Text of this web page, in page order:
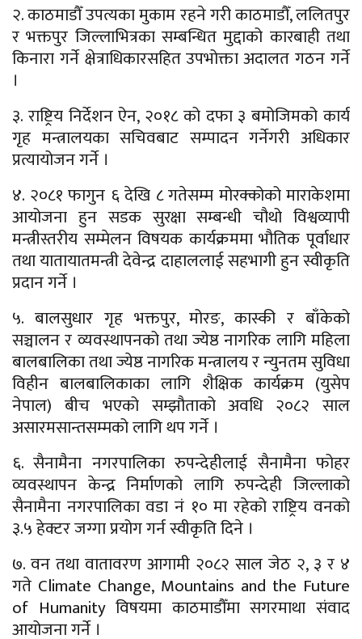
२. काठमाडौँ उपत्यका मुकाम रहने गरी काठमाडौँ, ललितपुर
र भक्तपुर जिल्लाभित्रका सम्बन्धित मुद्दाको कारबाही तथा
किनारा गर्ने क्षेत्राधिकारसहित उपभोक्ता अदालत गठन गर्ने
।
३. राष्ट्रिय निर्देशन ऐन, २०१८ को दफा ३ बमोजिमको कार्य
गृह मन्त्रालयका सचिवबाट सम्पादन गर्नेगरी अधिकार
प्रत्यायोजन गर्ने ।
४. २०८१ फागुन ६ देखि ८ गतेसम्म मोरक्कोको माराकेशमा
आयोजना हुन सडक सुरक्षा सम्बन्धी चौथो विश्वव्यापी
मन्त्रीस्तरीय सम्मेलन विषयक कार्यक्रममा भौतिक पूर्वाधार
तथा यातायातमन्त्री देवेन्द्र दाहाललाई सहभागी हुन स्वीकृति
प्रदान गर्ने ।
५. बालसुधार गृह भक्तपुर, मोरङ, कास्की र बाँकेको
सञ्चालन र व्यवस्थापनको तथा ज्येष्ठ नागरिक लागि महिला
बालबालिका तथा ज्येष्ठ नागरिक मन्त्रालय र न्युनतम सुविधा
विहीन बालबालिकाका लागि शैक्षिक कार्यक्रम (युसेप
नेपाल) बीच भएको सम्झौताको अवधि २०८२ साल
असारमसान्तसम्मको लागि थप गर्ने ।
६. सैनामैना नगरपालिका रुपन्देहीलाई सैनामैना फोहर
व्यवस्थापन केन्द्र निर्माणको लागि रुपन्देही जिल्लाको
सैनामैना नगरपालिका वडा नं १० मा रहेको राष्ट्रिय वनको
३.५ हेक्टर जग्गा प्रयोग गर्न स्वीकृति दिने ।
७. वन तथा वातावरण आगामी २०८२ साल जेठ २, ३ र ४
गते Climate Change, Mountains and the Future
of Humanity विषयमा काठमाडौँमा सगरमाथा संवाद
आयोजना गर्ने ।